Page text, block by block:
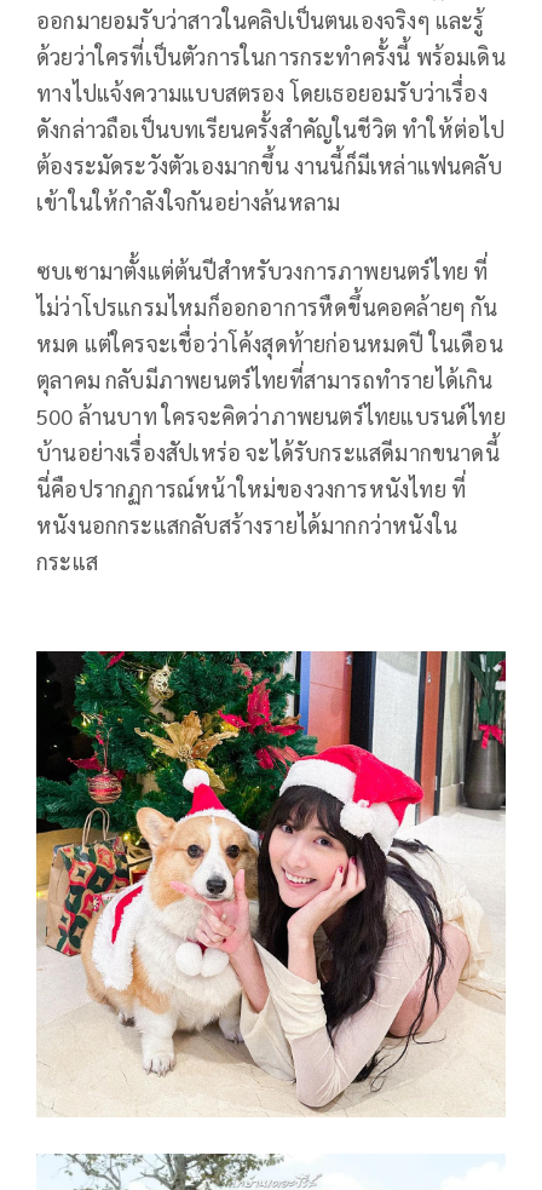
ออกมายอมรับว่าสาวในคลิปเป็นตนเองจริงๆ และรู้
ด้วยว่าใครที่เป็นตัวการในการกระทำครั้งนี้ พร้อมเดิน
ทางไปแจ้งความแบบสตรอง โดยเธอยอมรับว่าเรื่อง
ดังกล่าวถือเป็นบทเรียนครั้งสำคัญในชีวิต ทำให้ต่อไป
ต้องระมัดระวังตัวเองมากขึ้น งานนี้ก็มีเหล่าแฟนคลับ
เข้าในให้กำลังใจกันอย่างล้นหลาม
ซบเซามาตั้งแต่ต้นปีสำหรับวงการภาพยนตร์ไทย ที่
ไม่ว่าโปรแกรมไหมก็ออกอาการหืดขึ้นคอคล้ายๆ กัน
หมด แต่ใครจะเชื่อว่าโค้งสุดท้ายก่อนหมดปี ในเดือน
ตุลาคม กลับมีภาพยนตร์ไทยที่สามารถทำรายได้เกิน
500 ล้านบาท ใครจะคิดว่าภาพยนตร์ไทยแบรนด์ไทย
บ้านอย่างเรื่องสัปเหร่อ จะได้รับกระแสดีมากขนาดนี้
นี่คือปรากฏการณ์หน้าใหม่ของวงการหนังไทย ที่
หนังนอกกระแสกลับสร้างรายได้มากกว่าหนังใน
กระแส